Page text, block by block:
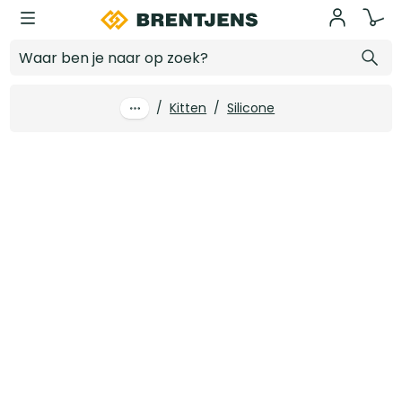
Ga naar hoofdinhoud
/ Kitten / Silicone
Log in voor prijzen